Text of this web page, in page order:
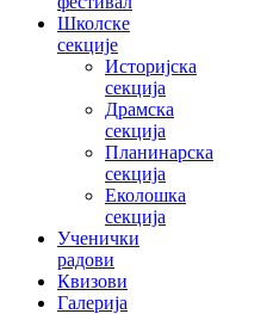
Школске
секције
Историјска
секција
Драмска
секција
Планинарска
секција
Еколошка
секција
Ученички
радови
Квизови
Галерија